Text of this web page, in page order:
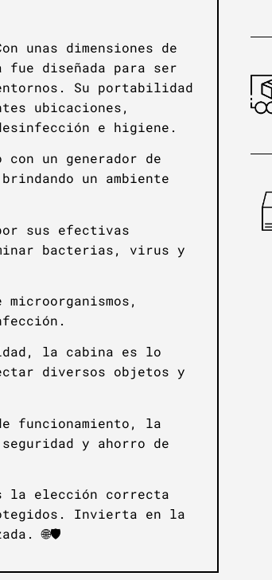
unas dimensiones de
fue diseñada para ser
Su portabilidad
ubicaciones,
e higiene.
con un generador de
un ambiente
sus efectivas
bacterias, virus y
la cabina es lo
diversos objetos y
funcionamiento, la
y ahorro de
la elección correcta
Invierta en la
🌐🛡️